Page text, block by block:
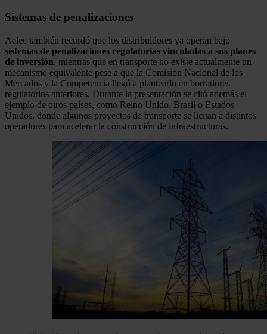
Sistemas de penalizaciones
Aelec también recordó que los distribuidores ya operan bajo
sistemas de penalizaciones regulatorias vinculadas a sus planes
de inversión, mientras que en transporte no existe actualmente un
mecanismo equivalente pese a que la Comisión Nacional de los
Mercados y la Competencia llegó a plantearlo en borradores
regulatorios anteriores. Durante la presentación se citó además el
ejemplo de otros países, como Reino Unido, Brasil o Estados
Unidos, donde algunos proyectos de transporte se licitan a distintos
operadores para acelerar la construcción de infraestructuras.